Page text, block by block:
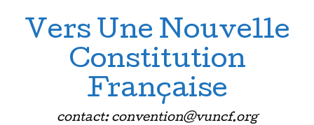
Vers Une Nouvelle
Constitution
Française
contact: convention@vuncf.org